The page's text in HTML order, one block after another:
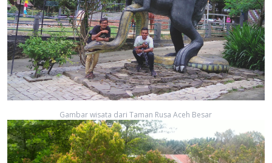
Gambar wisata dari Taman Rusa Aceh Besar